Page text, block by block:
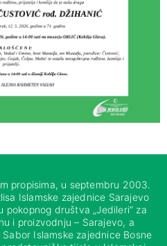
propisima, u septembru 2003.
Islamske zajednice Sarajevo
pokopnog društva „Jedileri“ za
i proizvodnju – Sarajevo, a
Islamske zajednice Bosne